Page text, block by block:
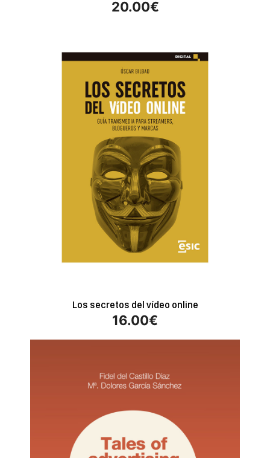
20.00€
Los secretos del vídeo online
16.00€